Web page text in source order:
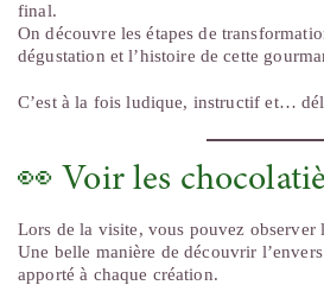
final.
On découvre les étapes de
dégustation et l’histoire de cette
C’est à la fois ludique, instructif et…
👀 Voir les
Lors de la visite, vous pouvez observer
Une belle manière de découvrir
apporté à chaque création.